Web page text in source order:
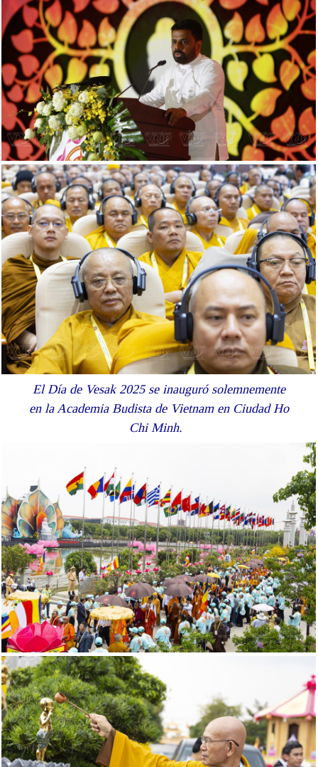
El Día de Vesak 2025 se inauguró solemnemente
en la Academia Budista de Vietnam en Ciudad Ho
Chi Minh.